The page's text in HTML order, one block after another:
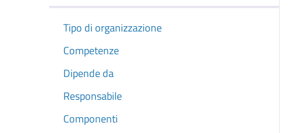
Tipo di organizzazione
Competenze
Dipende da
Responsabile
Componenti